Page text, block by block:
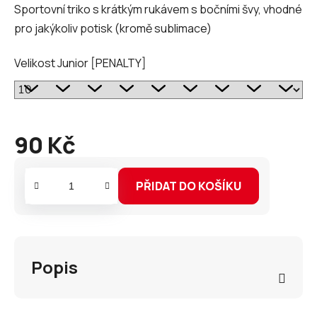
Sportovní triko s krátkým rukávem s bočními švy, vhodné
pro jakýkoliv potisk (kromě sublimace)
Velikost Junior [PENALTY]
90 Kč
Měrná
PŘIDAT DO KOŠÍKU
Popis